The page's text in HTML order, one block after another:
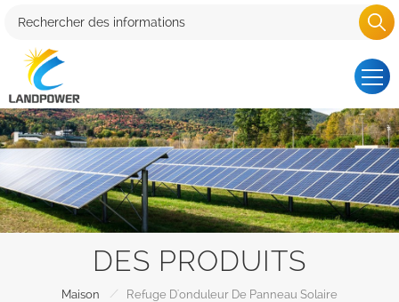
DES PRODUITS
Maison / Refuge D'onduleur De Panneau Solaire